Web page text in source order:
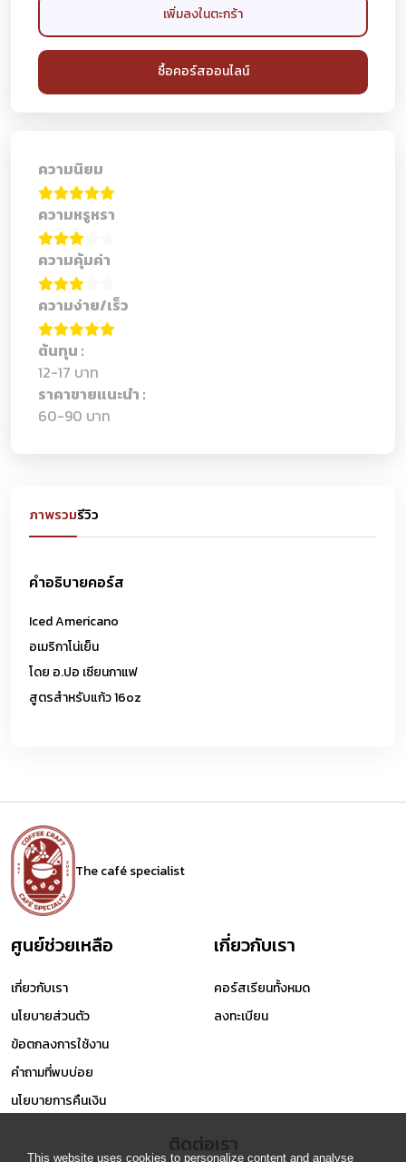
This website uses cookies to personalize content and analyse
ภาพรวมรีวิว
คำอธิบายคอร์ส
Iced Americano
อเมริกาโน่เย็น
โดย อ.ปอ เซียนกาแฟ
สูตรสำหรับแก้ว 16oz
เพิ่มลงในตะกร้า
ซื้อคอร์สออนไลน์
ความนิยม
ความหรูหรา
ความคุ้มค่า
ความง่าย/เร็ว
ต้นทุน :
12-17 บาท
ราคาขายแนะนำ :
60-90 บาท
The café specialist
ศูนย์ช่วยเหลือ
เกี่ยวกับเรา
นโยบายส่วนตัว
ข้อตกลงการใช้งาน
คำถามที่พบบ่อย
นโยบายการคืนเงิน
เกี่ยวกับเรา
คอร์สเรียนทั้งหมด
ลงทะเบียน
ติดต่อเรา